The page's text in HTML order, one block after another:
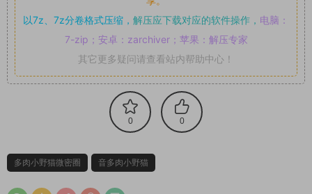
以7z、7z分卷格式压缩， 解压应下载对应的软件操作， 电脑：
7-zip；安卓：zarchiver；苹果：解压专家
其它更多疑问请查看站内帮助中心！
0 0
多肉小野猫微密圈 音多肉小野猫